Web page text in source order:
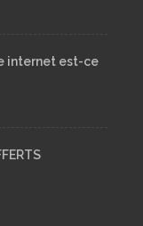
internet est-ce